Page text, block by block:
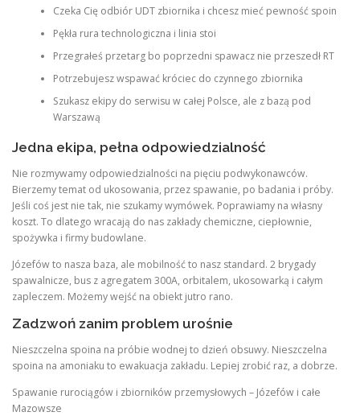
Czeka Cię odbiór UDT zbiornika i chcesz mieć pewność spoin
Pękła rura technologiczna i linia stoi
Przegrałeś przetarg bo poprzedni spawacz nie przeszedł RT
Potrzebujesz wspawać króciec do czynnego zbiornika
Szukasz ekipy do serwisu w całej Polsce, ale z bazą pod
Warszawą
Jedna ekipa, pełna odpowiedzialność
Nie rozmywamy odpowiedzialności na pięciu podwykonawców.
Bierzemy temat od ukosowania, przez spawanie, po badania i próby.
Jeśli coś jest nie tak, nie szukamy wymówek. Poprawiamy na własny
koszt. To dlatego wracają do nas zakłady chemiczne, ciepłownie,
spożywka i firmy budowlane.
Józefów to nasza baza, ale mobilność to nasz standard. 2 brygady
spawalnicze, bus z agregatem 300A, orbitalem, ukosowarką i całym
zapleczem. Możemy wejść na obiekt jutro rano.
Zadzwoń zanim problem urośnie
Nieszczelna spoina na próbie wodnej to dzień obsuwy. Nieszczelna
spoina na amoniaku to ewakuacja zakładu. Lepiej zrobić raz, a dobrze.
Spawanie rurociągów i zbiorników przemysłowych – Józefów i całe
Mazowsze